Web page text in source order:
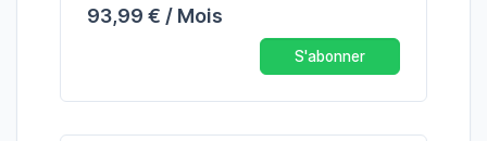
93,99 € / Mois
S'abonner